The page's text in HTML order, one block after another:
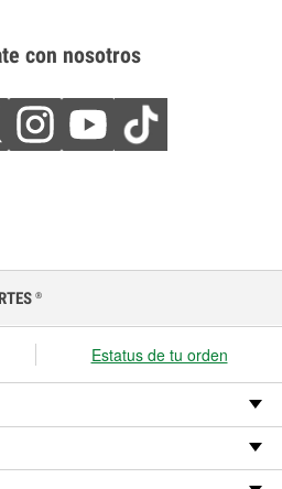
con nosotros
®
Estatus de tu orden